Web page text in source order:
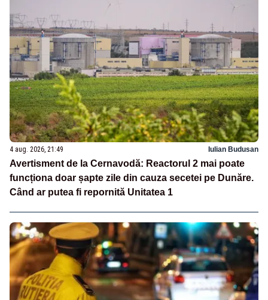
4 aug. 2026, 21:49 Iulian Budusan
Avertisment de la Cernavodă: Reactorul 2 mai poate
funcționa doar șapte zile din cauza secetei pe Dunăre.
Când ar putea fi repornită Unitatea 1